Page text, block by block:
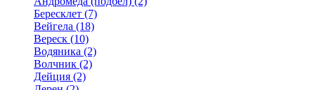
Бересклет (7)
Вейгела (18)
Вереск (10)
Водяника (2)
Волчник (2)
Дейция (2)